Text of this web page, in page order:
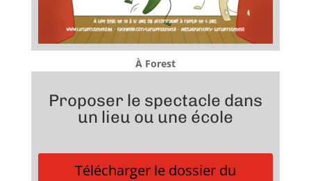
À Forest
Proposer le spectacle dans
un lieu ou une école
Télécharger le dossier du